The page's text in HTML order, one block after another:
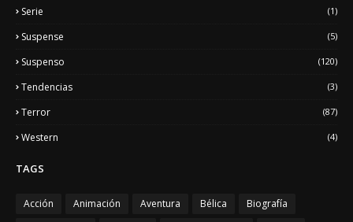
Serie (1)
Suspense (5)
Suspenso (120)
Tendencias (3)
Terror (87)
Western (4)
TAGS
Acción Animación Aventura Bélica
Biografía